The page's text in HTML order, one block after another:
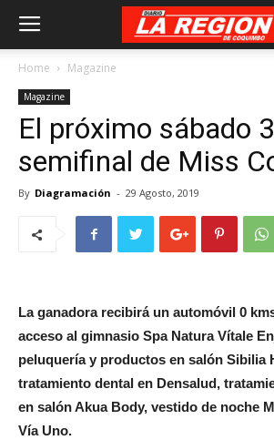
Home Magazine
Magazine
El próximo sábado
semifinal de Miss
By Diagramación - 29 Agosto, 2019
La ganadora recibirá un automóvil 0
acceso al gimnasio Spa Natura Vítale
peluquería y productos en salón Sibilia
tratamiento dental en Densalud,
en salón Akua Body, vestido de noche
Vía Uno.